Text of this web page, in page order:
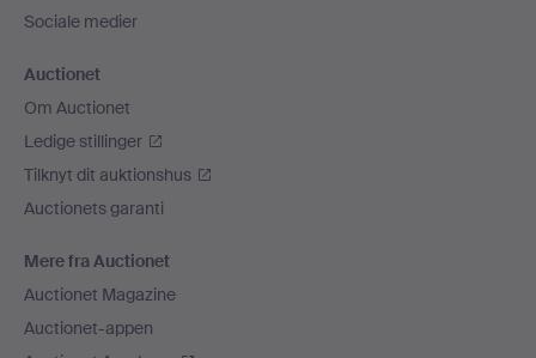
Sociale medier
Auctionet
Om Auctionet
Ledige stillinger
Tilknyt dit auktionshus
Auctionets garanti
Mere fra Auctionet
Auctionet Magazine
Auctionet-appen